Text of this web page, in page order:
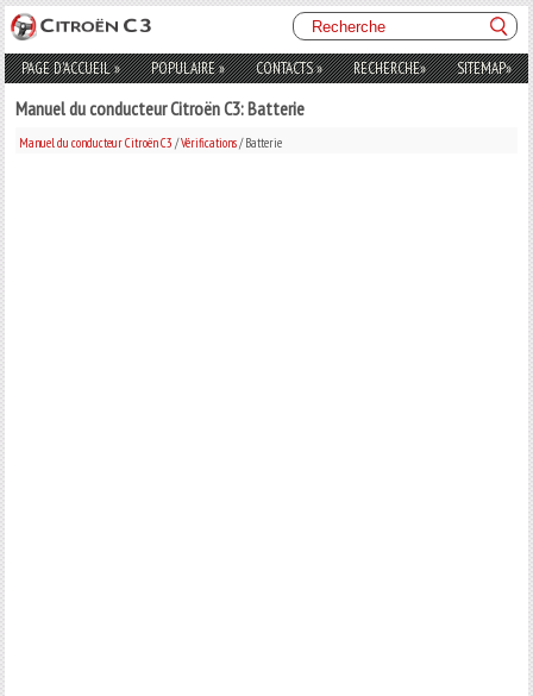
PAGE D'ACCUEIL» POPULAIRE» CONTACTS» RECHERCHE» SITEMAP»
Manuel du conducteur Citroën C3: Batterie
Manuel du conducteur Citroën C3 /Vérifications/ Batterie